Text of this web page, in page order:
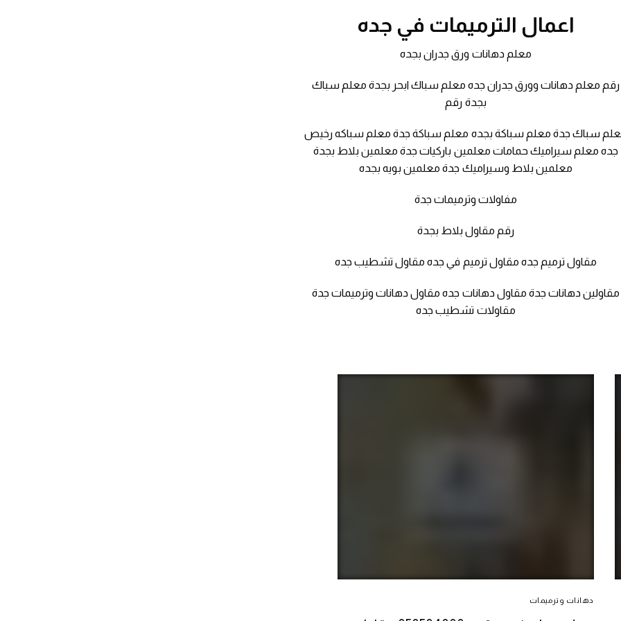
اعمال الترميمات في جده
معلم دهانات ورق جدران بجده
رقم معلم دهانات وورق جدران جده معلم سباك ابحر بجدة معلم سباك
بجدة رقم
سباك جدة معلم سباكة بجده معلم سباكة جدة معلم سباكه رخيص
جده معلم سيراميك حمامات معلمين باركيات جدة معلمين بلاط بجدة
معلمين بلاط وسيراميك جدة معلمين بويه بجده
مفاولات وترميمات جدة
رقم مقاول بلاط بجدة
مقاول ترميم جده مقاول ترميم في جده مقاول تشطيب جده
مقاولين دهانات جدة مقاول دهانات جده مقاول دهانات وترميمات جدة
مقاولات تشطيب جده
دهانات وترميمات